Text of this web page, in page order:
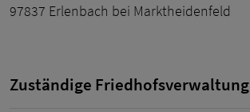
97837 Erlenbach bei Marktheidenfeld
Zuständige Friedhofsverwaltung